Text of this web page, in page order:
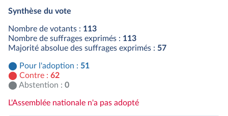
Synthèse du vote
Nombre de votants : 113
Nombre de suffrages exprimés : 113
Majorité absolue des suffrages exprimés : 57
Pour l'adoption : 51
Contre : 62
Abstention : 0
L'Assemblée nationale n'a pas adopté